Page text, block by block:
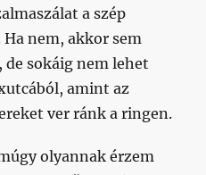
a szép
nem, akkor sem
sokáig nem lehet
amint az
ver ránk a ringen.
olyannak érzem